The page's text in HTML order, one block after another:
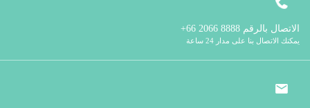
الاتصال بالرقم
يمكنك الاتصال بنا على مدار 24 ساعة